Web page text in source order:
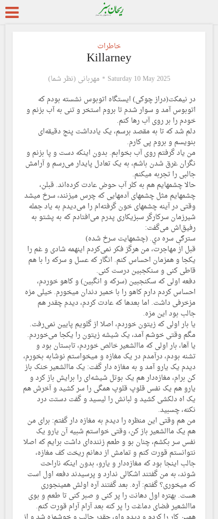
خاطرات
Killarney
Saturday 10 May 2025
مهربانی (نظر شما)
در نیمکت(دراز چوکی) ایستگاه اتوبوس نشسته بودم که
اتوبوس آمد و سوار شدم تا بروم استخر و تنی به آب بزنم و
خودم را بر روی آب رها کنم.
دلم شد که تا به مقصد برسم، یک یادداشت پنج دقیقه‌ای
بنویسم و بروم پی کارم.
من یاد گرفتم روی آب بخوابم. بدون اینکه دست و پا بزنم و
نگران غرق شدن باشم، به یک تعادل پایدار می‌رسم و آرامش
جالبی را تجربه میکنم.
حالا چشمهایم هم به کلر آب حوض عادت کرده‌اند. قبلن،
چشمهایم مثل چشمهای آدمهایی که چرس میزنند، سرخ میشد
وقتی در آینه چشمهای خون گرفته‌ام را می‌دیدم به یاد جمله
شیرزمان سرکارگر سبزیکاری پدرم می‌افتادم که به پشتو به
رفیق‌اش می‌گفت:
سترګې سره دي. (چشمهایت سرخ شده)
قبل از مهاجرت، من هرگز فکر نمی‌کردم اینهمه شادی و غم را
یکجا و همزمان احساس کنم. انگار که عسل و سرکه را با هم
قاطی کنی و سنکجبین درست کنی.
دفعه اولی که سکنجبین (سرکه و انگبین) و کاهو خوردم،
احساس کردم دارم کاهو را با خمیر دندان میخورم. خیلی مزه
مزخرفی داشت. اما بعدها که عادت کردم، دیدم چقدر هم
جالب بود این مزه.
یا بار اولی که زیتون خوردم، اصلا از گلویم پایین نمی‌رفت.
مگم وقتی خوشم آمد، یک شیشه زیتون را یکجا می‌خوردم.
یا آها، بار اولی که ماالشعیر خالص خوردم، تابستان بود و
تشنه بودم، درآمدم در یک مغازه و میخواستم نوشابه بخورم،
دیدم یک یارو آمد و به مغازه دار گفت: یک ماالشعیر خنک باز
کن برام، مغازه‌دار هم یک بوتل شیشه‌ای را برایش باز کرد و
یارو هم یک نفس قلوپ قلوپ همگی را سر کشید و آخرش هم
یک اه دلکشی کشید و لبانش را لیسید و گفت دستت درد
نکنه، چسبید.
من هم وقتی این منظره را دیدم به مغازه دار گفتم: برای من
هم یک ماالشعیر باز کن، وقتی خواستم شبیه آن یارو یک
نفس سر بکشم، چنان بو و طعم زننده‌ای داشت برایم که اصلا
نتوانستم قورت کنم و تمامش از دهانم ریخت کف مغازه،
جالب اینجا بود که مغازه‌دار و یارو، بدون اینکه ناراحت
شوند، به من گفتند اشکالی ندارد و پرسیدند دفعه اول است
که میخوری؟ گفتم: آره. بعد گفتند آره اولش همینجوری
هست. بهتره اول دهانت را پر کنی و صبر کنی تا طعم و بوی
ماالشعیر فضای دماغت را پر کنه بعد آرام آرام قورت کنم.